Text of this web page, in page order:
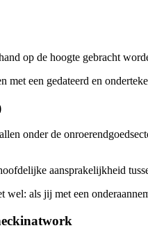
op de hoogte gebracht
een gedateerd en
onder de
aansprakelijkheid
als jij met een